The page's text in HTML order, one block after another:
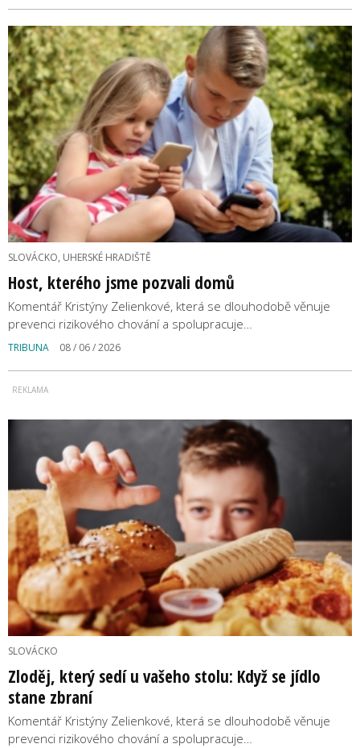
SLOVÁCKO, UHERSKÉ HRADIŠTĚ
Host, kterého jsme pozvali domů
Komentář Kristýny Zelienkové, která se dlouhodobě věnuje
prevenci rizikového chování a spolupracuje…
TRIBUNA 08 / 06 / 2026
SLOVÁCKO
Zloděj, který sedí u vašeho stolu: Když se jídlo
stane zbraní
Komentář Kristýny Zelienkové, která se dlouhodobě věnuje
prevenci rizikového chování a spolupracuje…